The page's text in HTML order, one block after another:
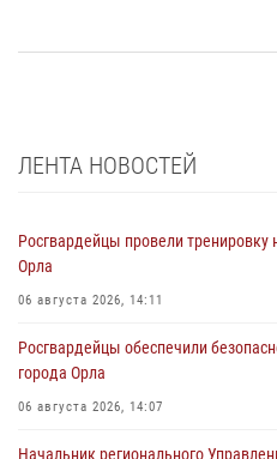
ЛЕНТА НОВОСТЕЙ
Росгвардейцы провели тренировку
Орла
06 августа 2026, 14:11
Росгвардейцы обеспечили
города Орла
06 августа 2026, 14:07
Начальник регионального